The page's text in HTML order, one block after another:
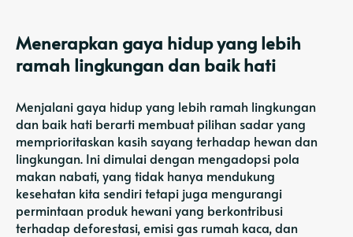
Menerapkan gaya hidup yang lebih
ramah lingkungan dan baik hati
Menjalani gaya hidup yang lebih ramah lingkungan
dan baik hati berarti membuat pilihan sadar yang
memprioritaskan kasih sayang terhadap hewan dan
lingkungan. Ini dimulai dengan mengadopsi pola
makan nabati, yang tidak hanya mendukung
kesehatan kita sendiri tetapi juga mengurangi
permintaan produk hewani yang berkontribusi
terhadap deforestasi, emisi gas rumah kaca, dan